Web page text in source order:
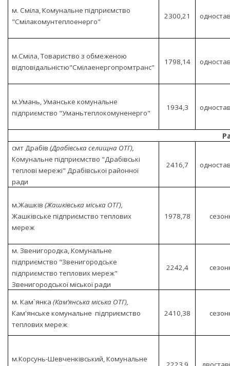
м. Сміла, Комунальне підприємство
"Смілакомунтеплоенерго"
2300,21
м.Сміла, Товариство з обмеженою
відповідальністю"Смілаенергопромтранс"
1798,14
м.Умань, Уманське комунальне
підприємство "Уманьтеплокомуненерго"
1934,3
смт Драбів (Драбівська селищна ОТГ),
Комунальне підприємство "Драбівські
теплові мережі" Драбівської районної
ради
2416,7
м.Жашків(Жашківська міська ОТГ),
Жашківське підприємство теплових
мереж
1978,78
м. Звенигородка, Комунальне
підприємство "Звенигородське
підприємство теплових мереж"
Звенигородської міської ради
2242,4
м. Кам`янка(Кам’янська міська ОТГ),
Кам'янське комунальне підприємство
теплових мереж
2410,38
м.Корсунь-Шевченківський, Комунальне